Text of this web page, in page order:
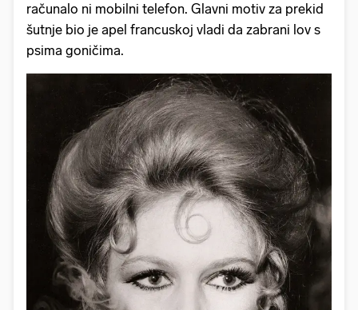
računalo ni mobilni telefon. Glavni motiv za prekid
šutnje bio je apel francuskoj vladi da zabrani lov s
psima goničima.